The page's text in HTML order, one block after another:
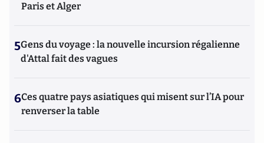
Paris et Alger
5Gens du voyage : la nouvelle incursion régalienne
d'Attal fait des vagues
6Ces quatre pays asiatiques qui misent sur l’IA pour
renverser la table